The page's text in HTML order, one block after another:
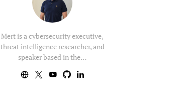
Mert is a cybersecurity executive,
threat intelligence researcher, and
speaker based in the…